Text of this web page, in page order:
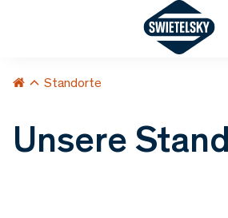
Standorte
Unsere